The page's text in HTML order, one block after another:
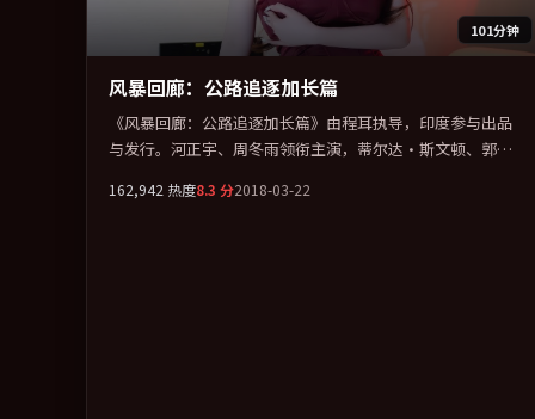
101分钟
风暴回廊：公路追逐加长篇
《风暴回廊：公路追逐加长篇》由程耳执导，印度参与出品
与发行。河正宇、周冬雨领衔主演，蒂尔达·斯文顿、郭富
缓缓合拢。全片以「悬疑」类型为骨架，在叙事、表演与视
162,942 热度8.3 分2018-03-22